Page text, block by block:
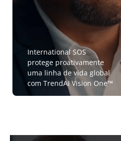
International SOS
protege proativamente
uma linha de vida global
com TrendAI Vision One™